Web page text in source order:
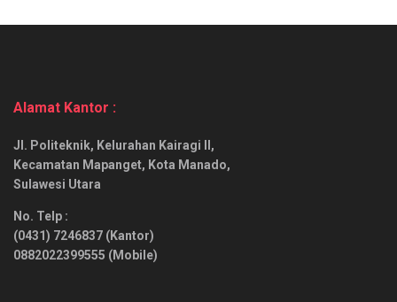
Alamat Kantor :
Jl. Politeknik, Kelurahan Kairagi II,
Kecamatan Mapanget, Kota Manado,
Sulawesi Utara
No. Telp :
(0431) 7246837 (Kantor)
0882022399555 (Mobile)